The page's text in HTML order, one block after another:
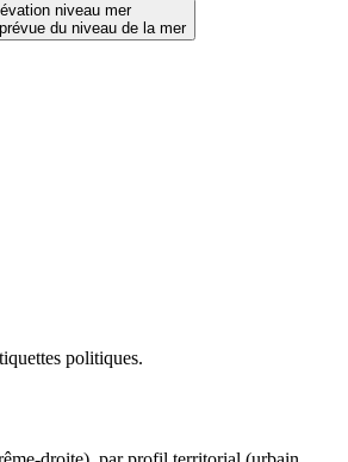
niveau mer
du niveau de la mer
politiques.